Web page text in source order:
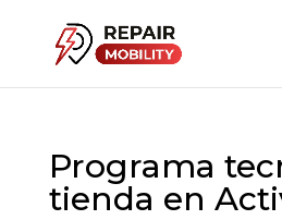
Programa
tienda en